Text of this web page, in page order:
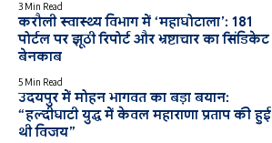
3 Min Read
करौली स्वास्थ्य विभाग में ‘महाघोटाला’: 181
पोर्टल पर झूठी रिपोर्ट और भ्रष्टाचार का सिंडिकेट
बेनकाब
5 Min Read
उदयपुर में मोहन भागवत का बड़ा बयान:
“हल्दीघाटी युद्ध में केवल महाराणा प्रताप की हुई
थी विजय”